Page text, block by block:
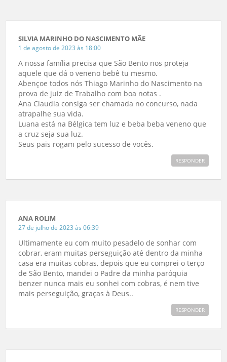
SILVIA MARINHO DO NASCIMENTO MÃE
1 de agosto de 2023 às 18:00
A nossa família precisa que São Bento nos proteja
aquele que dá o veneno bebê tu mesmo.
Abençoe todos nós Thiago Marinho do Nascimento na
prova de juiz de Trabalho com boa notas .
Ana Claudia consiga ser chamada no concurso, nada
atrapalhe sua vida.
Luana está na Bélgica tem luz e beba beba veneno que
a cruz seja sua luz.
Seus pais rogam pelo sucesso de vocês.
RESPONDER
ANA ROLIM
27 de julho de 2023 às 06:39
Ultimamente eu com muito pesadelo de sonhar com
cobrar, eram muitas perseguição até dentro da minha
casa era muitas cobras, depois que eu comprei o terço
de São Bento, mandei o Padre da minha paróquia
benzer nunca mais eu sonhei com cobras, é nem tive
mais perseguição, graças à Deus..
RESPONDER